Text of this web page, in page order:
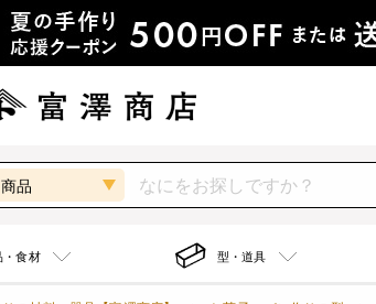
商品
・食材 型・道具